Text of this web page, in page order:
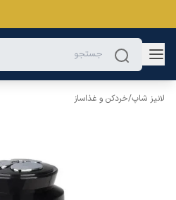
لانیز شاپ/خردکن و غذاساز